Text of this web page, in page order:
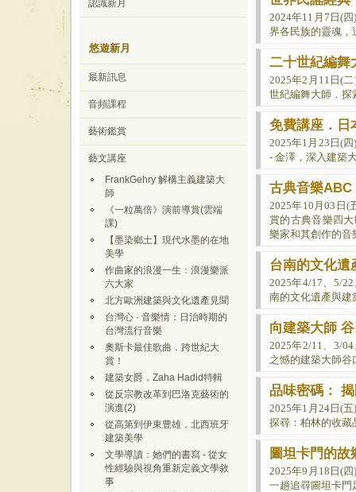
認識新月
悠遊新月
最新訊息
音頻課程
藝術鑑賞
藝文講座
FrankGehry 解構主義建築大
師
《一粒萬倍》演前導賞(雲端
課)
【墨染鄉土】現代水墨的在地
美學
作曲家的浪漫一生：浪漫樂派
六大家
北方歐洲建築與文化遺產見聞
台灣心 · 音樂情：日治時期的
台灣流行音樂
奧斯卡最佳歌曲．跨世紀大
賞！
建築女爵．Zaha Hadid特輯
從反宗教改革到巴洛克藝術的
演進(2)
從高第到伊東豊雄．北西班牙
建築美學
文學導讀：她們的書寫 - 從女
性經驗與視角重新定義文學敘
事
2024年11月7日(
界各民族的靈魂，
二十世紀編舞
2025年2月11日(
世紀編舞大師．探
免費講座．日
2025年1月23日(
- 金澤，深入建築
古典音樂ABC
2025年10月03日(
賞的古典音樂四
樂家和其創作的音
台南的文化遺
2025年4/17、5/
南的文化遺產與建
向建築大師
2025年2/11、3/
之憾的建築大師
品味密碼：
2025年1月24日(
探尋：柏林的收藏
圖坦卡門的故
2025年9月18日(
一趟追尋圖坦卡門